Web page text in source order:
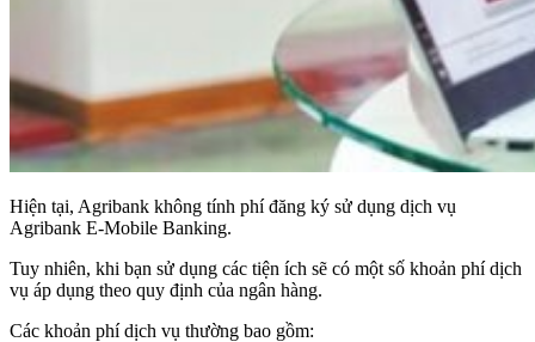
Hiện tại, Agribank không tính phí đăng ký sử dụng dịch vụ
Agribank E-Mobile Banking.
Tuy nhiên, khi bạn sử dụng các tiện ích sẽ có một số khoản phí dịch
vụ áp dụng theo quy định của ngân hàng.
Các khoản phí dịch vụ thường bao gồm: